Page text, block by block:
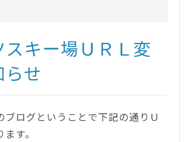
スキー場ＵＲＬ変
せ
ブログということで下記の通りＵ
す。